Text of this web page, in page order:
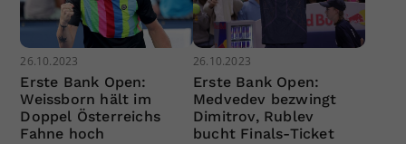
26.10.2023
Erste Bank Open:
Weissborn hält im
Doppel Österreichs
Fahne hoch
26.10.2023
Erste Bank Open:
Medvedev bezwingt
Dimitrov, Rublev
bucht Finals-Ticket